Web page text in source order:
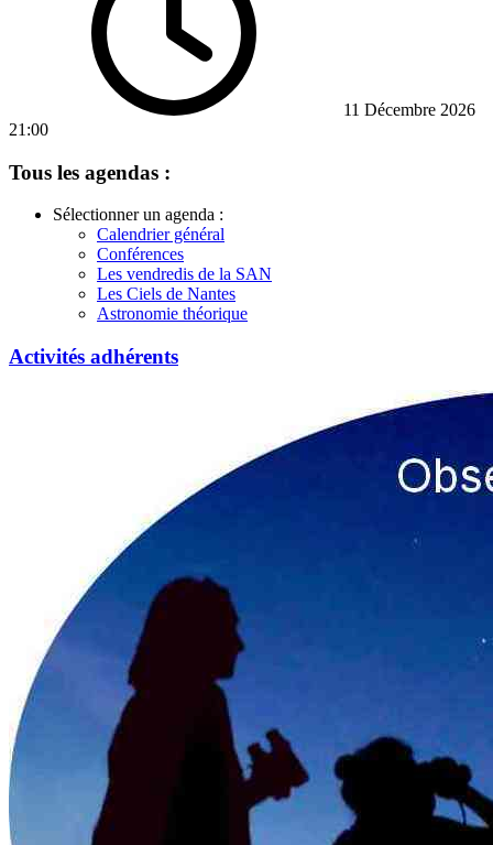
11 Décembre 2026
21:00
Tous les agendas :
Sélectionner un agenda :
Calendrier général
Conférences
Les vendredis de la SAN
Les Ciels de Nantes
Astronomie théorique
Activités adhérents